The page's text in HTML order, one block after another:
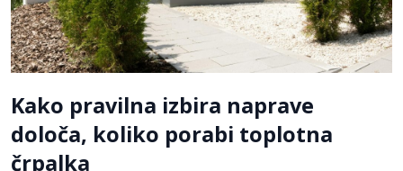
Kako pravilna izbira naprave
določa, koliko porabi toplotna
črpalka